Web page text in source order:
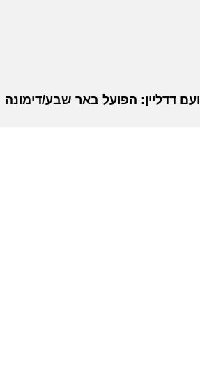
דדליין: הפועל באר שבע/דימונה